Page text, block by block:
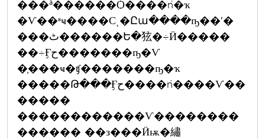
���ª������Ѻ����ǹ�ҡ
�Ѵ��ʶҹ����Сͺ�Ըա����ҧ��ʹ�
���ٹ������Ե�㹡�÷Ӥ�����
��÷Ӻح�������ҧ�Ѵ
�֧���ҹ�ʧ�������ҧ�ҡ
�����Թ���Ӻح����ǹ����Ѵ��
�����
������������Ѵ��������
������ ��з���Ӥѭ�繡